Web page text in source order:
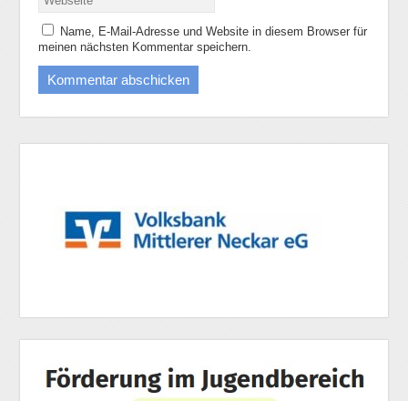
Name, E-Mail-Adresse und Website in diesem Browser für
meinen nächsten Kommentar speichern.